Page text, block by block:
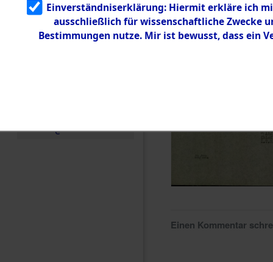
g
5.3.3
Todesmärsch
e
Einen Kommentar
Einverständniserklärung: Hiermit erkläre ich
ausschließlich für wissenschaftliche Zwecke
Bestimmungen nutze. Mir ist bewusst, dass ein